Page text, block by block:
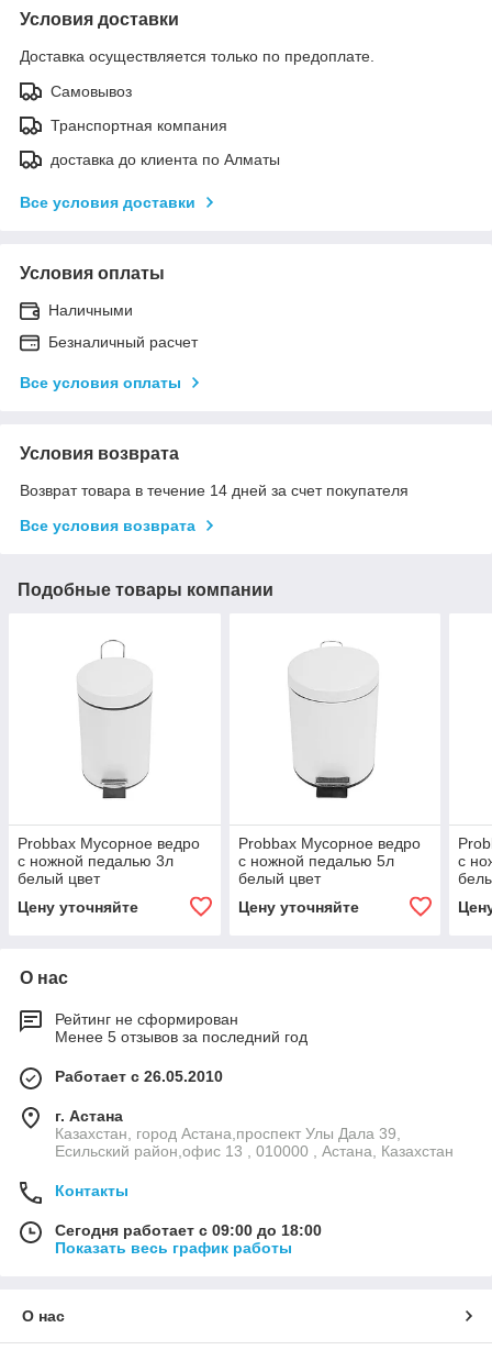
Условия доставки
Доставка осуществляется только по предоплате.
Самовывоз
Транспортная компания
доставка до клиента по Алматы
Все условия доставки
Условия оплаты
Наличными
Безналичный расчет
Все условия оплаты
Условия возврата
Возврат товара в течение 14 дней за счет покупателя
Все условия возврата
Подобные товары компании
Probbax Мусорное ведро
с ножной педалью 3л
белый цвет
Цену уточняйте
Probbax Мусорное ведро
с ножной педалью 5л
белый цвет
Цену уточняйте
с
О нас
Рейтинг не сформирован
Менее 5 отзывов за последний год
Работает с 26.05.2010
г. Астана
Казахстан, город Астана,проспект Улы Дала 39,
Есильский район,офис 13 , 010000 , Астана, Казахстан
Контакты
Сегодня работает с 09:00 до 18:00
Показать весь график работы
О нас